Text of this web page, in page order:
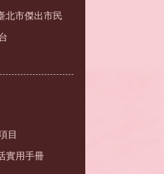
北市傑出市民
目
實用手冊